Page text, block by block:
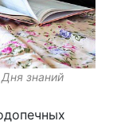
знаний